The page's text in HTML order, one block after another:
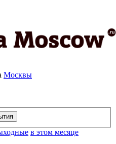
Москвы
в этом месяце